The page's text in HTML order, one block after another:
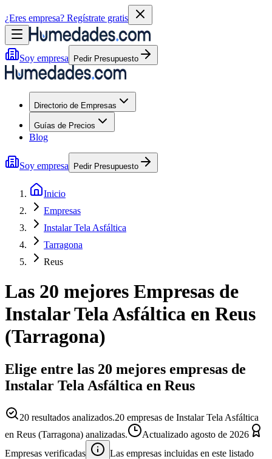
¿Eres empresa? Regístrate gratis
Soy empresa Pedir Presupuesto
Directorio de Empresas
Guías de Precios
Blog
Soy empresa Pedir Presupuesto
Inicio
Empresas
Instalar Tela Asfáltica
Tarragona
Reus
Las 20 mejores Empresas de
Instalar Tela Asfáltica en Reus
(Tarragona)
Elige entre las 20 mejores empresas de
Instalar Tela Asfáltica en Reus
20 resultados analizados.20 empresas de Instalar Tela Asfáltica
en Reus (Tarragona) analizadas.
Actualizado agosto de 2026
Empresas verificadas
Las empresas incluidas en este listado